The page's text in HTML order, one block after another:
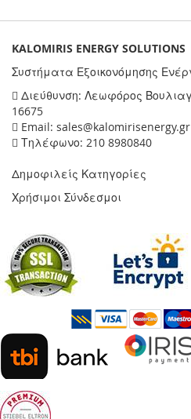
KALOMIRIS ENERGY SOLUTIONS
Συστήματα Εξοικονόμησης
Διεύθυνση: Λεωφόρος
16675
Email: sales@kalomirisenergy.gr
Τηλέφωνο: 210 8980840
Δημοφιλείς Κατηγορίες
Χρήσιμοι Σύνδεσμοι